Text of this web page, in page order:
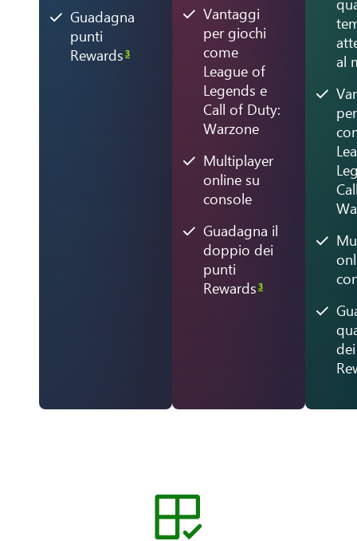
Guadagna
punti
Rewards 3
Vantaggi
per giochi
come
League of
Legends e
Call of Duty:
Warzone
Multiplayer
online su
console
Guadagna il
doppio dei
punti
Rewards 3
al